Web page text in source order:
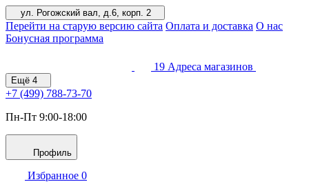
ул. Рогожский вал, д.6, корп. 2
Перейти на старую версию сайта Оплата и доставка О нас
Бонусная программа
19 Адреса магазинов
Ещё 4
+7 (499) 788-73-70
Пн-Пт 9:00-18:00
Профиль
Избранное 0